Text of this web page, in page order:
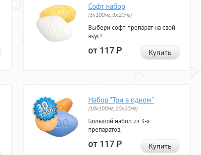
Софт набор
(3x100мг, 3x20мг)
Выбери софт-препарат на свой
вкус!
от 117Р Купить
Набор "Три в одном"
(10x100мг, 20x20мг)
Большой набор из 3-х
препаратов.
от 117Р Купить